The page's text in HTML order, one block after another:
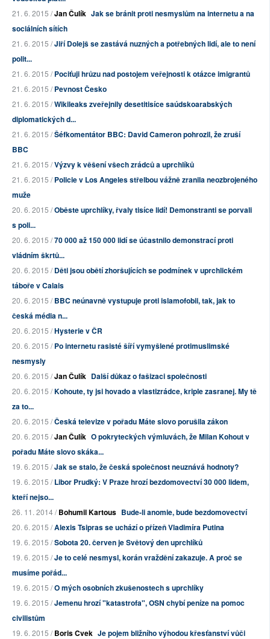
21. 6. 2015 /Jan Čulík Jak se bránit proti nesmyslům na internetu a na
sociálních sítích
21. 6. 2015 /Jiří Dolejš se zastává nuzných a potřebných lidí, ale to není
polit...
21. 6. 2015 /Pociťuji hrůzu nad postojem veřejnosti k otázce imigrantů
21. 6. 2015 /Pevnost Česko
21. 6. 2015 /Wikileaks zveřejnily desetitisíce saúdskoarabských
diplomatických d...
21. 6. 2015 /Šéfkomentátor BBC: David Cameron pohrozil, že zruší
BBC
21. 6. 2015 /Výzvy k věšení všech zrádců a uprchlíků
21. 6. 2015 /Policie v Los Angeles střelbou vážně zranila neozbrojeného
muže
20. 6. 2015 /Oběste uprchlíky, řvaly tisíce lidí! Demonstranti se porvali
s poli...
20. 6. 2015 /70 000 až 150 000 lidí se účastnilo demonstrací proti
vládním škrtů...
20. 6. 2015 /Děti jsou obětí zhoršujících se podmínek v uprchlickém
táboře v Calais
20. 6. 2015 /BBC neúnavně vystupuje proti islamofobii, tak, jak to
česká média n...
20. 6. 2015 /Hysterie v ČR
20. 6. 2015 /Po internetu rasisté šíří vymyšlené protimuslimské
nesmysly
20. 6. 2015 /Jan Čulík Další důkaz o fašizaci společnosti
20. 6. 2015 /Kohoute, ty jsi hovado a vlastizrádce, kriple zasranej. My tě
za to...
20. 6. 2015 /Česká televize v pořadu Máte slovo porušila zákon
20. 6. 2015 /Jan Čulík O pokryteckých výmluvách, že Milan Kohout v
pořadu Máte slovo skáka...
19. 6. 2015 /Jak se stalo, že česká společnost neuznává hodnoty?
19. 6. 2015 /Libor Prudký: V Praze hrozí bezdomovectví 30 000 lidem,
kteří nejso...
26. 11. 2014 /Bohumil Kartous Bude-li anomie, bude bezdomovectví
20. 6. 2015 /Alexis Tsipras se uchází o přízeň Vladimíra Putina
19. 6. 2015 /Sobota 20. červen je Světový den uprchlíků
19. 6. 2015 /Je to celé nesmysl, korán vraždění zakazuje. A proč se
musíme pořád...
19. 6. 2015 /O mých osobních zkušenostech s uprchlíky
19. 6. 2015 /Jemenu hrozí "katastrofa", OSN chybí peníze na pomoc
civilistům
19. 6. 2015 /Boris Cvek Je pojem bližního výhodou křesťanství vůči